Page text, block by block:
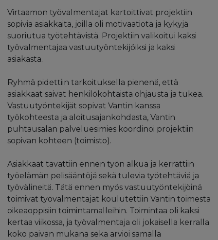
Virtaamon työvalmentajat kartoittivat projektiin
sopivia asiakkaita, joilla oli motivaatiota ja kykyjä
suoriutua työtehtävistä. Projektiin valikoitui kaksi
työvalmentajaa vastuutyöntekijöiksi ja kaksi
asiakasta.
Ryhmä pidettiin tarkoituksella pienenä, että
asiakkaat saivat henkilökohtaista ohjausta ja tukea.
Vastuutyöntekijät sopivat Vantin kanssa
työkohteesta ja aloitusajankohdasta, Vantin
puhtausalan palveluesimies koordinoi projektiin
sopivan kohteen (toimisto).
Asiakkaat tavattiin ennen työn alkua ja kerrattiin
työelämän pelisääntöjä sekä tulevia työtehtäviä ja
työvälineitä. Tätä ennen myös vastuutyöntekijöinä
toimivat työvalmentajat koulutettiin Vantin toimesta
oikeaoppisiin toimintamalleihin. Toimintaa oli kaksi
kertaa viikossa, ja työvalmentaja oli jokaisella kerralla
koko päivän mukana sekä arvioi samalla